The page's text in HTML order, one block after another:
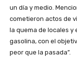
un día y medio.
cometieron actos de
la quema de locales y
gasolina, con el
peor que la pasada”.